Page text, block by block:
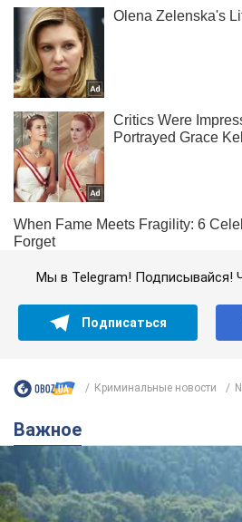
Мы в Telegram! Подписывайся!
Подписаться
Криминальные новости
Важное